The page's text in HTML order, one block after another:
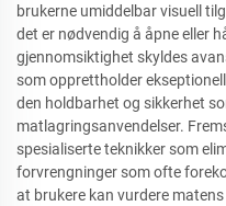
brukerne umiddelbar visuell
det er nødvendig å åpne eller
gjennomsiktighet skyldes
som opprettholder
den holdbarhet og sikkerhet
matlagringsanvendelser.
spesialiserte teknikker som
forvrengninger som ofte
at brukere kan vurdere